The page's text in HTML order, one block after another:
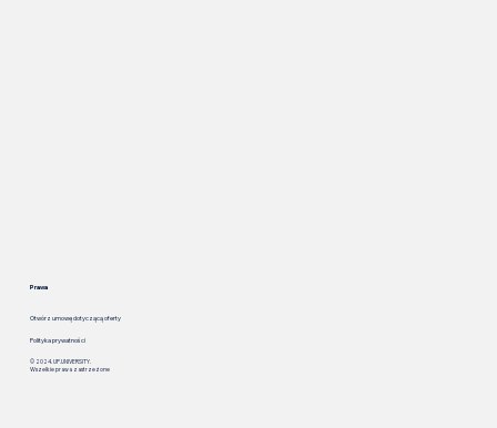
Prawa
Otwórz umowę dotyczącą oferty
Polityka prywatności
© 2024. UP.UNIVERSITY.
Wszelkie prawa zastrzeżone